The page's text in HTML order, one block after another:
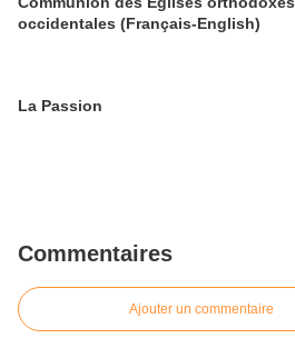
occidentales (Français-English)
La Passion
Commentaires
Ajouter un commentaire